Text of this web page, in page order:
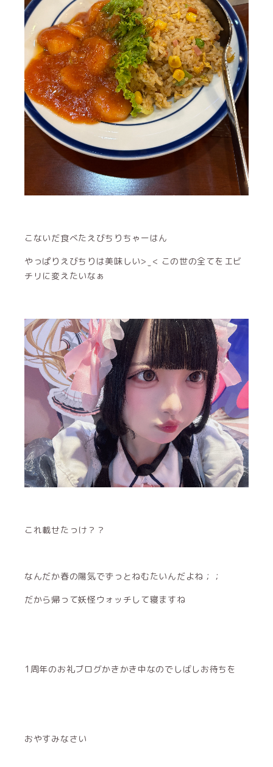
こないだ食べたえびちりちゃーはん
やっぱりえびちりは美味しい> ̫ < この世の全てをエビ
チリに変えたいなぁ
これ載せたっけ？？
なんだか春の陽気でずっとねむたいんだよね；；
だから帰って妖怪ウォッチして寝ますね
1周年のお礼ブログかきかき中なのでしばしお待ちを
おやすみなさい